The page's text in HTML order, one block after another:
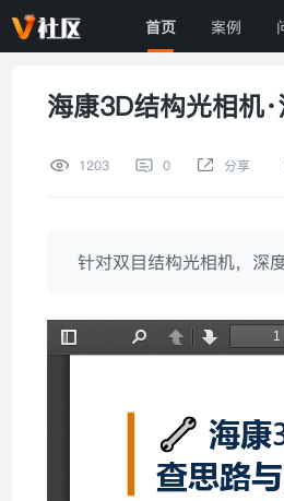
首页 案例
海康3D结构光相机
1203 0 分享
针对双目结构光相机，深